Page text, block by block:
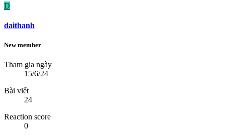
D
daithanh
New member
Tham gia ngày
15/6/24
Bài viết
24
Reaction score
0